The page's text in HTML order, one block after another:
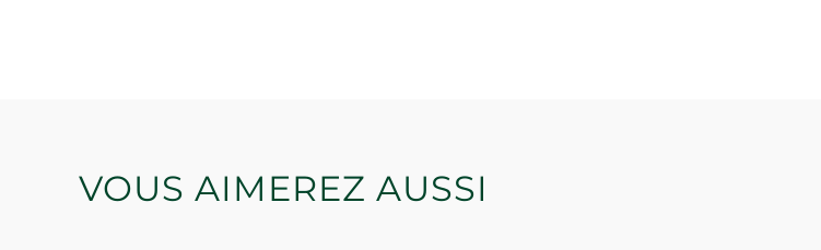
VOUS AIMEREZ AUSSI